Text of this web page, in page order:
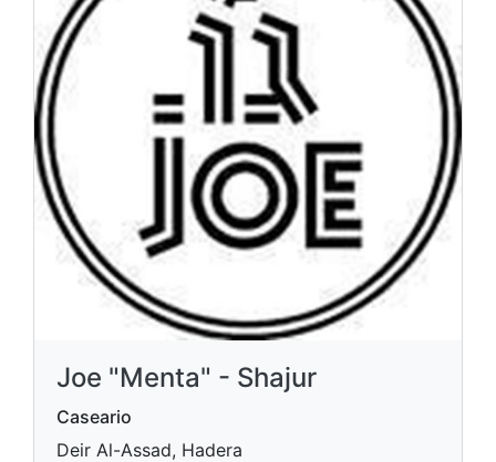
Joe "Menta" - Shajur
Caseario
Deir Al-Assad, Hadera